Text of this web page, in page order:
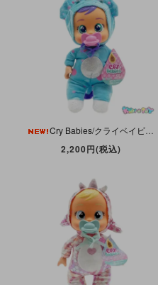
Cry Babies/クライベイビーズ・Tiny Cuddles/タイニーキャドルズ・Tina/ティナ・Dinosaur/恐竜/トリケラトプス・Doll/ドール・IMC Toys
2,200円(税込)